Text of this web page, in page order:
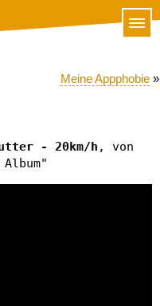
Meine Appphobie »
- 20km/h , von